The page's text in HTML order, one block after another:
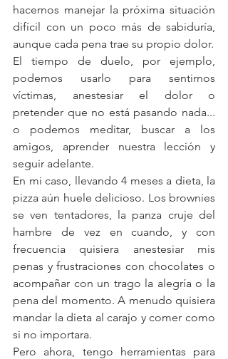
hacernos manejar la próxima situación
difícil con un poco más de sabiduría,
El tiempo de duelo, por ejemplo,
podemos usarlo para sentirnos
víctimas, anestesiar el dolor o
pretender que no está pasando nada...
o podemos meditar, buscar a los
amigos, aprender nuestra lección y
seguir adelante.
En mi caso, llevando 4 meses a dieta, la
pizza aún huele delicioso. Los brownies
se ven tentadores, la panza cruje del
hambre de vez en cuando, y con
frecuencia quisiera anestesiar mis
penas y frustraciones con chocolates o
acompañar con un trago la alegría o la
pena del momento. A menudo quisiera
mandar la dieta al carajo y comer como
si no importara.
Pero ahora, tengo herramientas para